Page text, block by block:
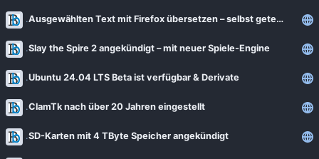
Ausgewählten Text mit Firefox übersetzen – selbst getestet
Slay the Spire 2 angekündigt – mit neuer Spiele-Engine
Ubuntu 24.04 LTS Beta ist verfügbar & Derivate
ClamTk nach über 20 Jahren eingestellt
SD-Karten mit 4 TByte Speicher angekündigt